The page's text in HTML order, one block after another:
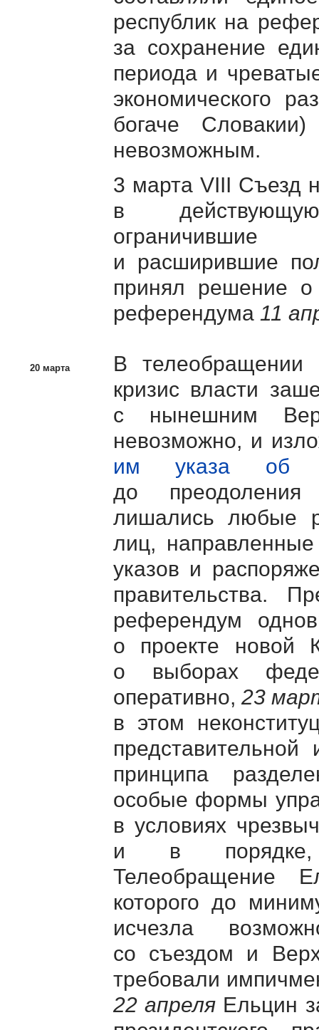
республик на
за сохранение
периода и
экономического
богаче
невозможным.
3 марта VIII Съезд
в
и расширившие
принял решение о
референдума 11
20 марта В телеобращении
кризис власти
с нынешним
невозможно, и
им указа об
до
лишались любые
лиц,
указов и
правительства.
референдум
о проекте новой
о выборах
оперативно, 23
в этом
принципа
особые формы
в условиях
и в порядке,
Телеобращение
которого до
исчезла
со съездом и
требовали
22 апреляЕльцин